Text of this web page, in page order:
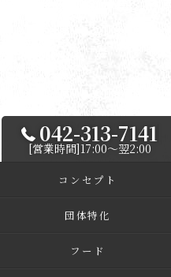
042-313-7141
[営業時間]17:00～翌2:00
コンセプト
団体特化
フード